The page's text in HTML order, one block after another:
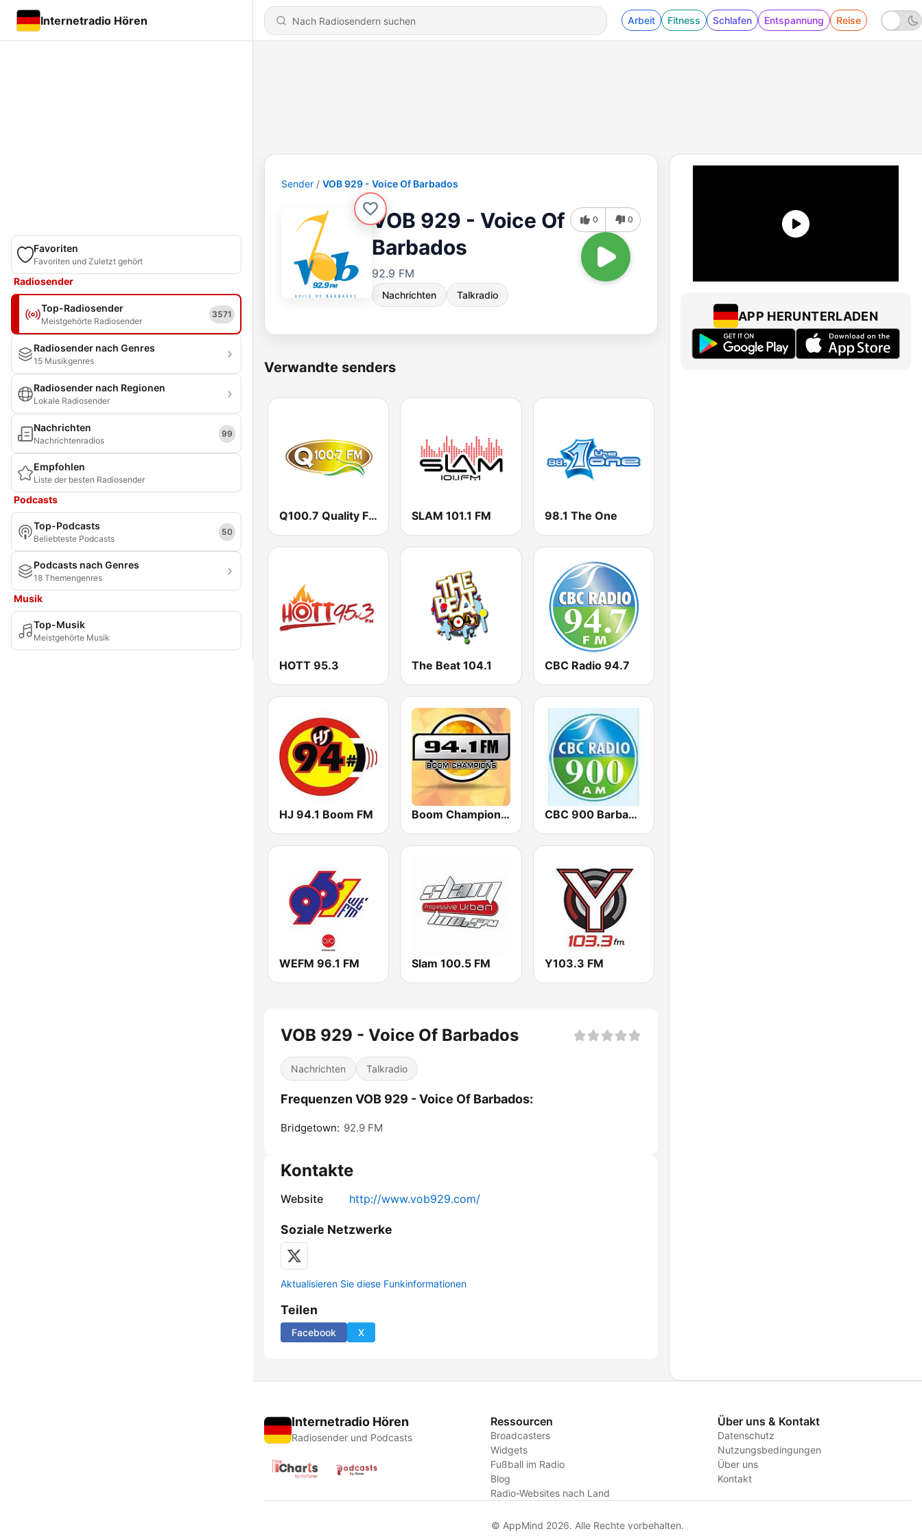
Internetradio Hören Arbeit Fitness Schlafen Entspannung Reise
Favoriten
Favoriten und Zuletzt gehört
Radiosender
Top-Radiosender
Meistgehörte Radiosender
3571
Radiosender nach Genres
15 Musikgenres
Radiosender nach Regionen
Lokale Radiosender
Nachrichten
Nachrichtenradios
99
Empfohlen
Liste der besten Radiosender
Podcasts
Top-Podcasts
Beliebteste Podcasts
50
Podcasts nach Genres
18 Themengenres
Musik
Top-Musik
Meistgehörte Musik
Sender VOB 929 - Voice Of Barbados
VOB 929 - Voice Of
Barbados
92.9 FM
Nachrichten Talkradio
0 0
Verwandte senders
Q100.7 Quality FM SLAM 101.1 FM 98.1 The One
HOTT 95.3 The Beat 104.1 CBC Radio 94.7
HJ 94.1 Boom FM Boom Champions 94.1 FM CBC 900 Barbados
WEFM 96.1 FM Slam 100.5 FM Y103.3 FM
VOB 929 - Voice Of Barbados
Nachrichten Talkradio
Frequenzen VOB 929 - Voice Of Barbados:
Bridgetown: 92.9 FM
Kontakte
Website http://www.vob929.com/
Soziale Netzwerke
Aktualisieren Sie diese Funkinformationen
Teilen
Facebook X
APP HERUNTERLADEN
Internetradio Hören
Radiosender und Podcasts
Ressourcen
Broadcasters
Widgets
Fußball im Radio
Blog
Radio-Websites nach Land
Über uns & Kontakt
Datenschutz
Nutzungsbedingungen
Über uns
Kontakt
© AppMind 2026. Alle Rechte vorbehalten.